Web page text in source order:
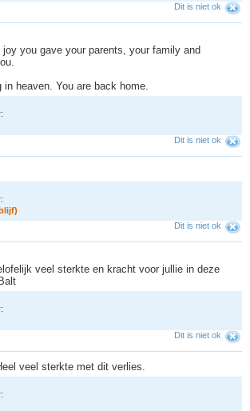
Dit is niet ok
you gave your parents, your family and
heaven. You are back home.
Dit is niet ok
lijf)
Dit is niet ok
veel sterkte en kracht voor jullie in deze
Dit is niet ok
veel sterkte met dit verlies.